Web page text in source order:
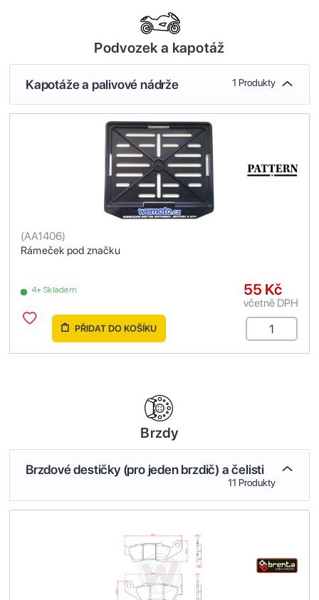
Podvozek a kapotáž
Kapotáže a palivové nádrže 1 Produkty
Rámeček pod značku
(AA1406)
4+ Skladem 55 Kč
včetně DPH
PŘIDAT DO KOŠÍKU
Brzdy
Brzdové destičky (pro jeden brzdič) a čelisti
11 Produkty